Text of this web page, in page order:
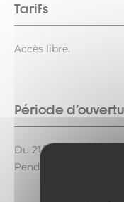
Tarifs
Accès libre.
Période
Du 21/12 au 16/03 le
Pendant les horaires